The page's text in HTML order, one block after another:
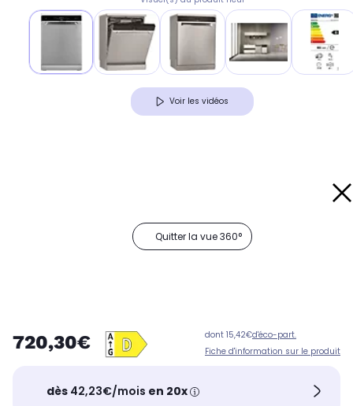
Voir les vidéos
Quitter la vue 360°
720,30€ dont 15,42€d'éco-part.
Fiche d'information sur le produit
dès 42,23€/mois en 20x